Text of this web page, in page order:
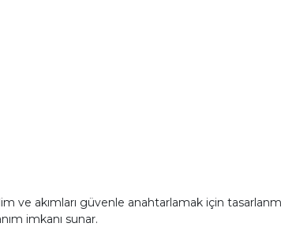
ve akımları güvenle anahtarlamak için
imkanı sunar.